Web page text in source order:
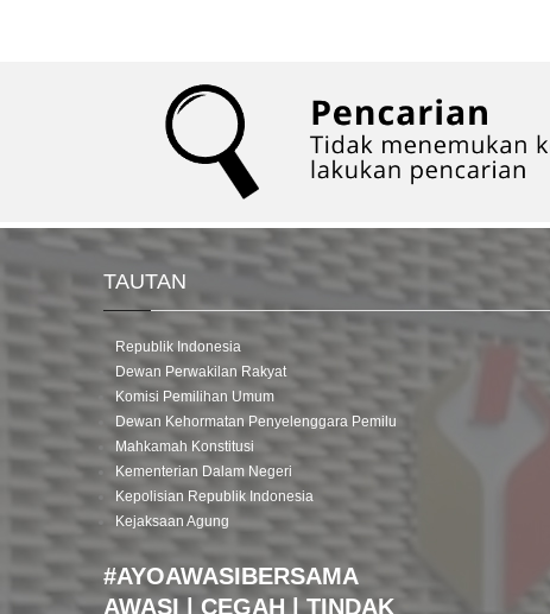
TAUTAN
Republik Indonesia
Dewan Perwakilan Rakyat
Komisi Pemilihan Umum
Dewan Kehormatan Penyelenggara Pemilu
Mahkamah Konstitusi
Kementerian Dalam Negeri
Kepolisian Republik Indonesia
Kejaksaan Agung
#AYOAWASIBERSAMA
AWASI | CEGAH | TINDAK